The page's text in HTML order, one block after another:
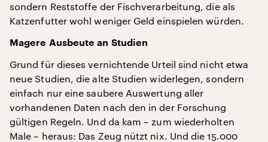
sondern Reststoffe der Fischverarbeitung, die als
Katzenfutter wohl weniger Geld einspielen würden.
Magere Ausbeute an Studien
Grund für dieses vernichtende Urteil sind nicht etwa
neue Studien, die alte Studien widerlegen, sondern
einfach nur eine saubere Auswertung aller
vorhandenen Daten nach den in der Forschung
gültigen Regeln. Und da kam – zum wiederholten
Male – heraus: Das Zeug nützt nix. Und die 15.000